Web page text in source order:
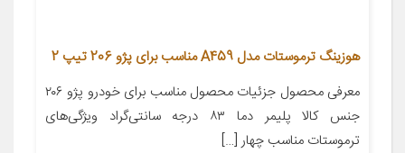
هوزینگ ترموستات مدل A459 مناسب برای پژو 206 تیپ 2
معرفی محصول جزئیات محصول مناسب برای خودرو پژو ۲۰۶
جنس کالا پلیمر دما ۸۳ درجه سانتی‌گراد ویژگی‌های
ترموستات مناسب چهار […]